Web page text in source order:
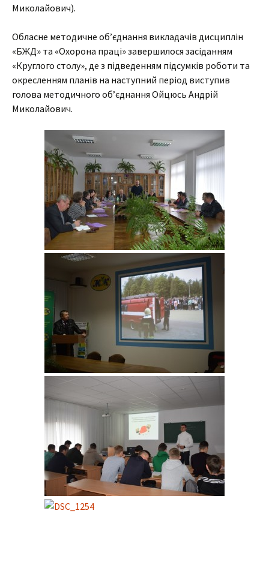
Миколайович).
Обласне методичне об’єднання викладачів дисциплін
«БЖД» та «Охорона праці» завершилося засіданням
«Круглого столу», де з підведенням підсумків роботи та
окресленням планів на наступний період виступив
голова методичного об’єднання Ойцюсь Андрій
Миколайович.